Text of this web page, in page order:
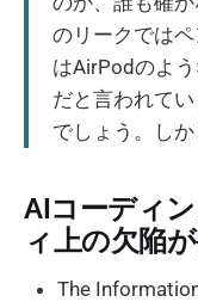
のリークでは
はAirPodのよ
だと言われて
でしょう。し
AIコーディ
ィ上の欠陥
The